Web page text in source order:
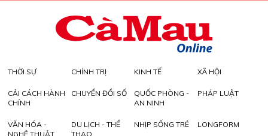
THỜI SỰ CHÍNH TRỊ KINH TẾ XÃ HỘI
CẢI CÁCH HÀNH
CHÍNH
CHUYỂN ĐỔI SỐ
QUỐC PHÒNG -
AN NINH
PHÁP LUẬT
VĂN HÓA -
NGHỆ THUẬT
DU LỊCH - THỂ
THAO
NHỊP SỐNG TRẺ LONGFORM